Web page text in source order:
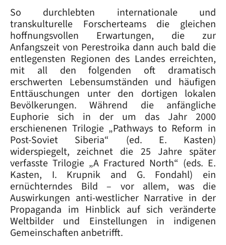
So durchlebten internationale und
transkulturelle Forscherteams die gleichen
hoffnungsvollen Erwartungen, die zur
Anfangszeit von Perestroika dann auch bald die
entlegensten Regionen des Landes erreichten,
mit all den folgenden oft dramatisch
erschwerten Lebensumständen und häufigen
Enttäuschungen unter den dortigen lokalen
Bevölkerungen. Während die anfängliche
Euphorie sich in der um das Jahr 2000
erschienenen Trilogie „Pathways to Reform in
Post-Soviet Siberia“ (ed. E. Kasten)
widerspiegelt, zeichnet die 25 Jahre später
verfasste Trilogie „A Fractured North“ (eds. E.
Kasten, I. Krupnik and G. Fondahl) ein
ernüchterndes Bild – vor allem, was die
Auswirkungen anti-westlicher Narrative in der
Propaganda im Hinblick auf sich veränderte
Weltbilder und Einstellungen in indigenen
Gemeinschaften anbetrifft.